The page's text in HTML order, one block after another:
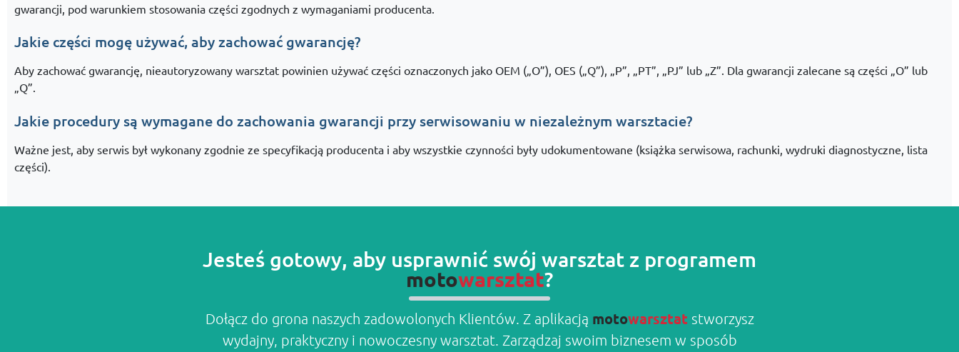
gwarancji, pod warunkiem stosowania części zgodnych z wymaganiami producenta.
Jakie części mogę używać, aby zachować gwarancję?
Aby zachować gwarancję, nieautoryzowany warsztat powinien używać części oznaczonych jako OEM („O”), OES („Q”), „P”, „PT”, „PJ” lub „Z”. Dla gwarancji zalecane są części „O” lub
„Q”.
Jakie procedury są wymagane do zachowania gwarancji przy serwisowaniu w niezależnym warsztacie?
Ważne jest, aby serwis był wykonany zgodnie ze specyfikacją producenta i aby wszystkie czynności były udokumentowane (książka serwisowa, rachunki, wydruki diagnostyczne, lista
części).
Jesteś gotowy, aby usprawnić swój warsztat z programem
motowarsztat?
Dołącz do grona naszych zadowolonych Klientów. Z aplikacją motowarsztatstworzysz
wydajny, praktyczny i nowoczesny warsztat. Zarządzaj swoim biznesem w sposób